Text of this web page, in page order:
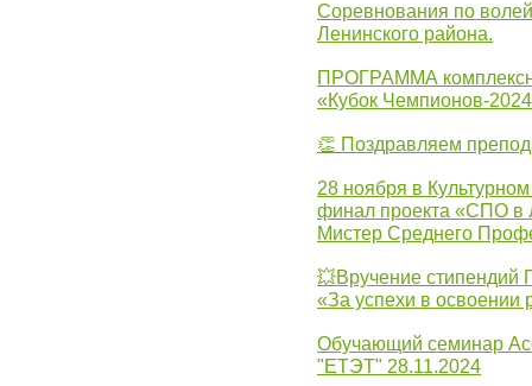
Соревнования по
Ленинского района.
ПРОГРАММА
«Кубок Чемпионов-
👏 Поздравляем
28 ноября в
финал проекта «СПО в
Мистер Среднего
💥Вручение стипендий
«За успехи в освоении
Обучающий семинар
"ЕТЭТ" 28.11.2024